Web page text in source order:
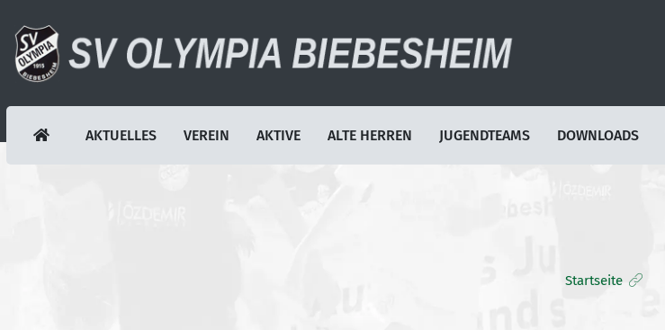
AKTUELLES VEREIN AKTIVE ALTE HERREN JUGENDTEAMS DOWNLOADS
Startseite